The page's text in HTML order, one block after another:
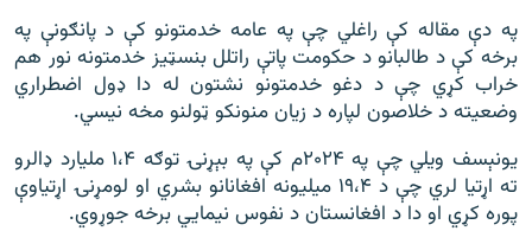
په دې مقاله کې راغلي چې په عامه خدمتونو کې د پانګونې په
برخه کې د طالبانو د حکومت پاتې راتلل بنسټیز خدمتونه نور هم
خراب کړي چې د دغو خدمتونو نشتون له دا ډول اضطراري
وضعیته د خلاصون لپاره د زیان منونکو ټولنو مخه نیسي.
یونېسف ویلي چې په ۲۰۲۴م کې په بېړنۍ توګه ۱،۴ ملیارد ډالرو
ته اړتیا لري چې د ۱۹،۴ میلیونه افغانانو بشري او لومړنۍ اړتیاوې
پوره کړي او دا د افغانستان د نفوس نیمایي برخه جوړوي.